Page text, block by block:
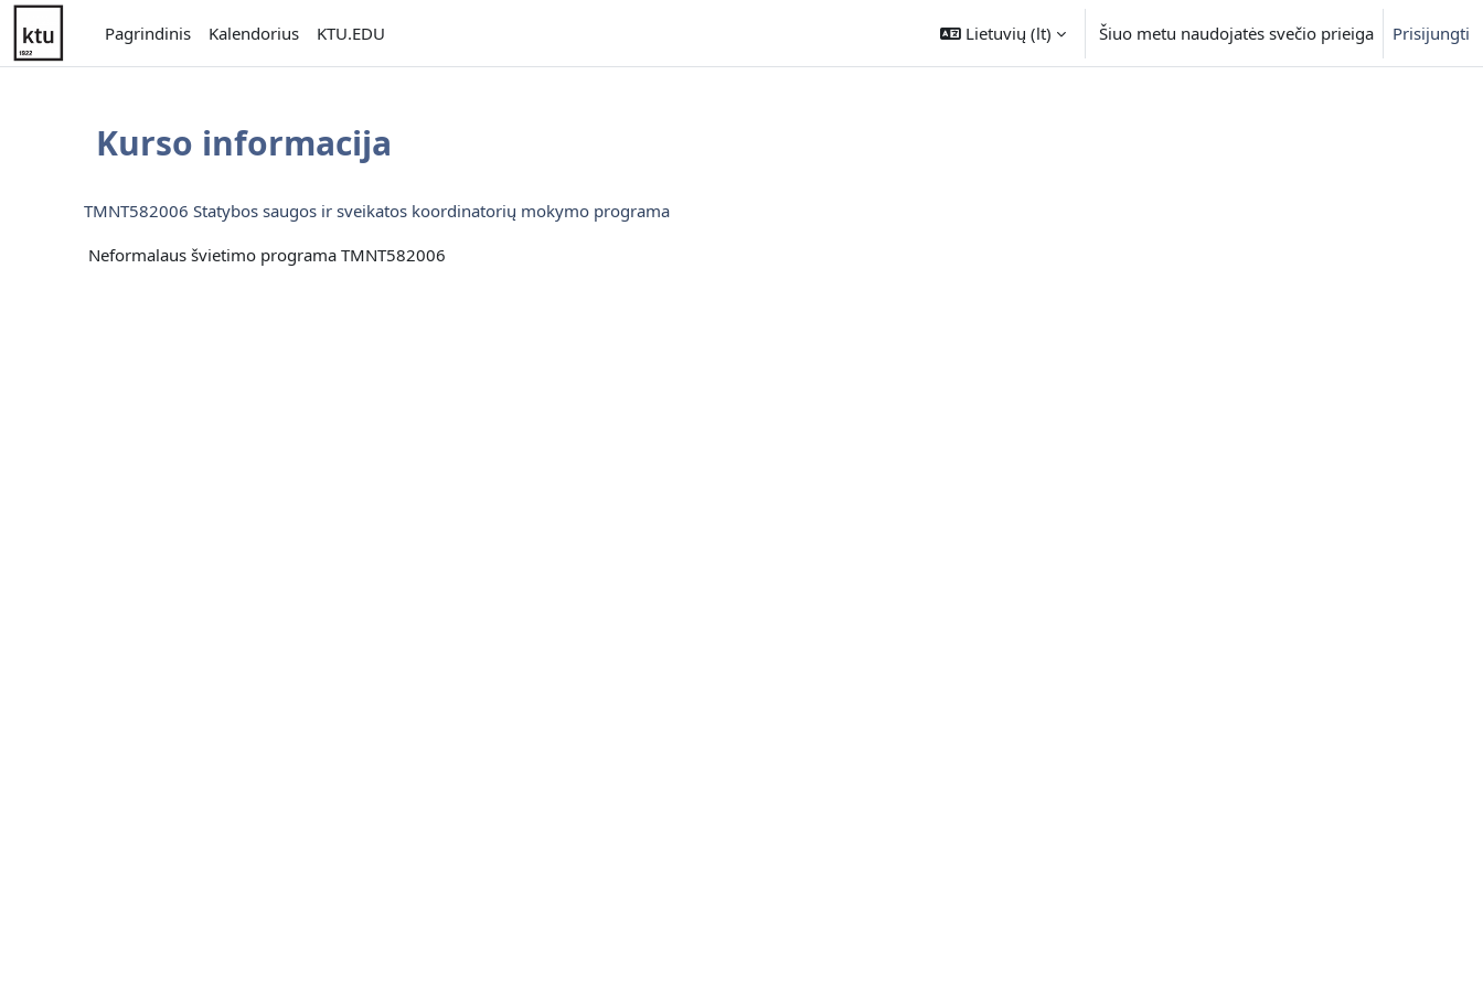
Pereiti į pagrindinį turinį
Pagrindinis
Kalendorius KTU.EDU Lietuvių ‎(lt)‎ Šiuo metu naudojatės svečio prieiga Prisijungti
Kurso informacija
TMNT582006 Statybos saugos ir sveikatos koordinatorių mokymo programa
Neformalaus švietimo programa TMNT582006